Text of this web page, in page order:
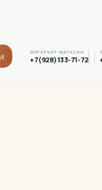
ИНТЕРНЕТ-МАГАЗИН
+7(928) 133-71-72